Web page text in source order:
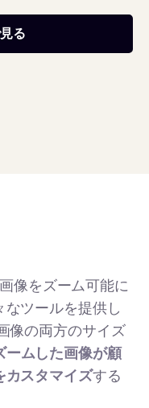
る
像をズーム可能に
なツールを提供し
像の両方のサイズ
ームした画像が顧
カスタマイズする